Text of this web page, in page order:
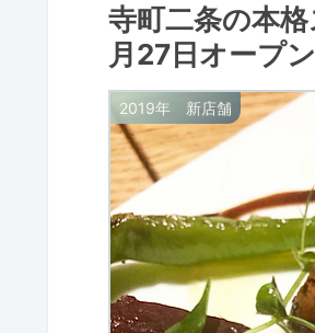
寺町二条の本
月27日オープン
2019年 新店舗